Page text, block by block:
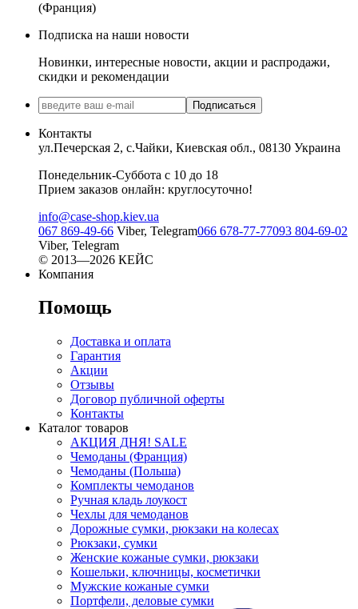
(Франция)
Подписка на наши новости
Новинки, интересные новости, акции и распродажи,
скидки и рекомендации
Подписаться
Контакты
ул.Печерская 2, с.Чайки, Киевская обл., 08130 Украина
Понедельник-Суббота с 10 до 18
Прием заказов онлайн: круглосуточно!
info@case-shop.kiev.ua
067 869-49-66 Viber, Telegram066 678-77-77093 804-69-02
Viber, Telegram
© 2013—2026 КЕЙС
Компания
Помощь
Доставка и оплата
Гарантия
Акции
Отзывы
Договор публичной оферты
Контакты
Каталог товаров
АКЦИЯ ДНЯ! SALE
Чемоданы (Франция)
Чемоданы (Польша)
Комплекты чемоданов
Ручная кладь лоукост
Чехлы для чемоданов
Дорожные сумки, рюкзаки на колесах
Рюкзаки, сумки
Женские кожаные сумки, рюкзаки
Кошельки, ключницы, косметички
Мужские кожаные сумки
Портфели, деловые сумки